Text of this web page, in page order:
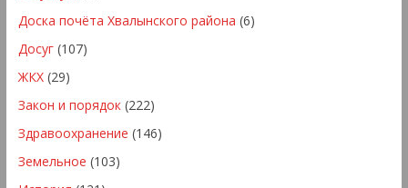
Доска почёта Хвалынского района (6)
Досуг(107)
ЖКХ(29)
Закон и порядок(222)
Здравоохранение (146)
Земельное (103)